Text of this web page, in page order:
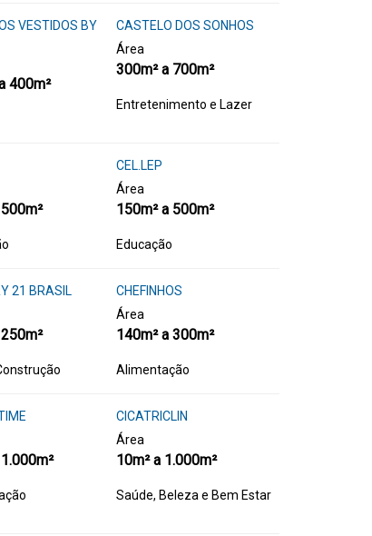
VESTIDOS BY
400m²
CASTELO DOS SONHOS
Área
300m² a 700m²
Entretenimento e Lazer
CEL.LEP
Área
150m² a 500m²
Educação
21 BRASIL
CHEFINHOS
Área
140m² a 300m²
Alimentação
CICATRICLIN
Área
10m² a 1.000m²
Saúde, Beleza e Bem Estar